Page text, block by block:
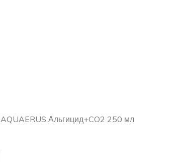
AQUAERUS Альгицид+CO2 250 мл